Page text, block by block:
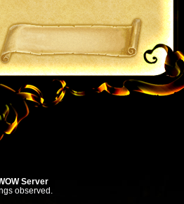
Server
observed.